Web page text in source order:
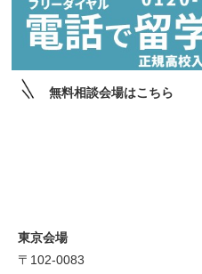
無料相談会場はこちら
東京会場
〒102-0083